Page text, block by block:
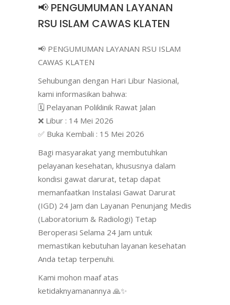
📢 PENGUMUMAN LAYANAN
RSU ISLAM CAWAS KLATEN
📢 PENGUMUMAN LAYANAN RSU ISLAM
CAWAS KLATEN
Sehubungan dengan Hari Libur Nasional,
kami informasikan bahwa:
🗓️ Pelayanan Poliklinik Rawat Jalan
❌ Libur : 14 Mei 2026
✅ Buka Kembali : 15 Mei 2026
Bagi masyarakat yang membutuhkan
pelayanan kesehatan, khususnya dalam
kondisi gawat darurat, tetap dapat
memanfaatkan Instalasi Gawat Darurat
(IGD) 24 Jam dan Layanan Penunjang Medis
(Laboratorium & Radiologi) Tetap
Beroperasi Selama 24 Jam untuk
memastikan kebutuhan layanan kesehatan
Anda tetap terpenuhi.
Kami mohon maaf atas
ketidaknyamanannya 🙏✨